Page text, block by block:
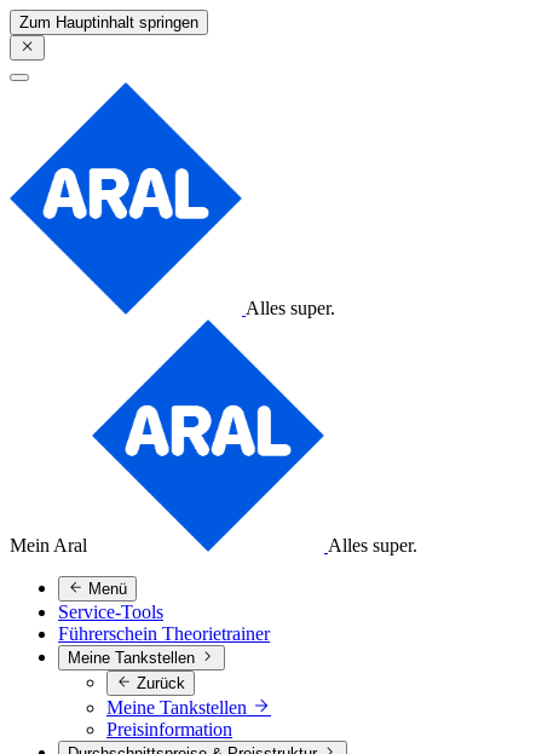
Zum Hauptinhalt springen
Alles super.
Mein Aral Alles super.
Menü
Service-Tools
Führerschein Theorietrainer
Meine Tankstellen
Zurück
Meine Tankstellen
Preisinformation